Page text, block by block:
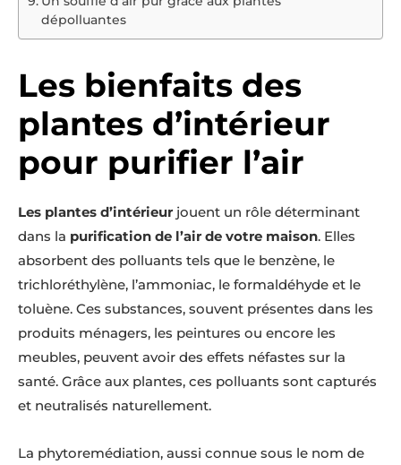
dépolluantes
Les bienfaits des
plantes d’intérieur
pour purifier l’air
Les plantes d’intérieur jouent un rôle déterminant
dans la purification de l’air de votre maison. Elles
absorbent des polluants tels que le benzène, le
trichloréthylène, l’ammoniac, le formaldéhyde et le
toluène. Ces substances, souvent présentes dans les
produits ménagers, les peintures ou encore les
meubles, peuvent avoir des effets néfastes sur la
santé. Grâce aux plantes, ces polluants sont capturés
et neutralisés naturellement.
La phytoremédiation, aussi connue sous le nom de